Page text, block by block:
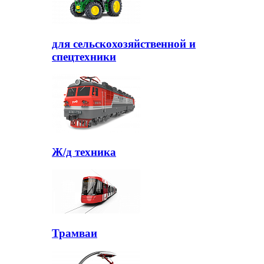
для сельскохозяйственной и
спецтехники
Ж/д техника
Трамваи